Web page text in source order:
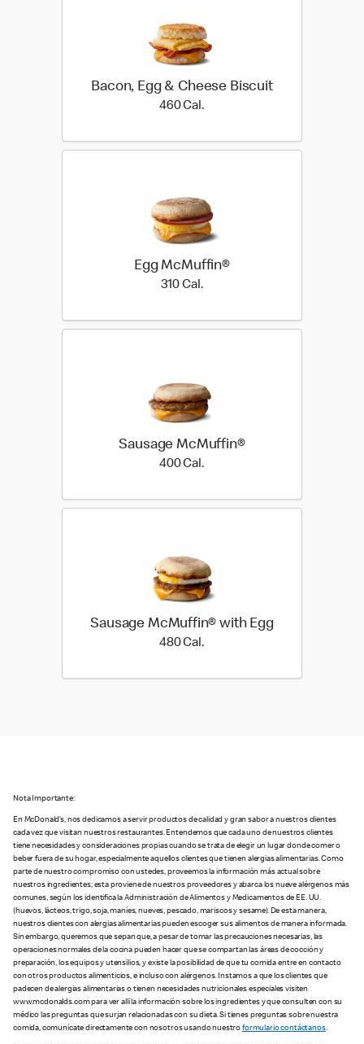
Bacon, Egg & Cheese Biscuit
460 Cal.460 Cal.
Egg McMuffin®
310 Cal.310 Cal.
Sausage McMuffin®
400 Cal.400 Cal.
Sausage McMuffin® with Egg
480 Cal.480 Cal.
Nota Importante:
En McDonald’s, nos dedicamos a servir productos de calidad y gran sabor a nuestros clientes
cada vez que visitan nuestros restaurantes. Entendemos que cada uno de nuestros clientes
tiene necesidades y consideraciones propias cuando se trata de elegir un lugar donde comer o
beber fuera de su hogar, especialmente aquellos clientes que tienen alergias alimentarias. Como
parte de nuestro compromiso con ustedes, proveemos la información más actual sobre
nuestros ingredientes; esta proviene de nuestros proveedores y abarca los nueve alérgenos más
comunes, según los identifica la Administración de Alimentos y Medicamentos de EE. UU.
(huevos, lácteos, trigo, soja, maníes, nueves, pescado, mariscos y sesame). De esta manera,
nuestros clientes con alergias alimentarias pueden escoger sus alimentos de manera informada.
Sin embargo, queremos que sepan que, a pesar de tomar las precauciones necesarias, las
operaciones normales de la cocina pueden hacer que se compartan las áreas de cocción y
preparación, los equipos y utensilios, y existe la posibilidad de que tu comida entre en contacto
con otros productos alimenticios, e incluso con alérgenos. Instamos a que los clientes que
padecen de alergias alimentarias o tienen necesidades nutricionales especiales visiten
www.mcdonalds.com para ver allí la información sobre los ingredientes y que consulten con su
médico las preguntas que surjan relacionadas con su dieta. Si tienes preguntas sobre nuestra
comida, comunícate directamente con nosotros usando nuestroformulario contáctanos.